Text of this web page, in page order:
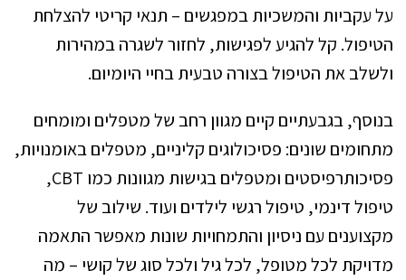
על עקביות והמשכיות במפגשים – תנאי קריטי להצלחת
הטיפול. קל להגיע לפגישות, לחזור לשגרה במהירות
ולשלב את הטיפול בצורה טבעית בחיי היומיום.
בנוסף, בגבעתיים קיים מגוון רחב של מטפלים ומומחים
מתחומים שונים: פסיכולוגים קליניים, מטפלים באומנויות,
פסיכותרפיסטים ומטפלים בגישות מגוונות כמו CBT,
טיפול דינמי, טיפול רגשי לילדים ועוד. שילוב של
מקצוענים עם ניסיון והתמחויות שונות מאפשר התאמה
מדויקת לכל מטופל, לכל גיל ולכל סוג של קושי – מה